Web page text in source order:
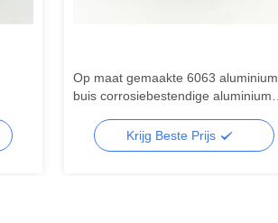
Op maat gemaakte 6063 aluminium
buis corrosiebestendige aluminium
Krijg Beste Prijs